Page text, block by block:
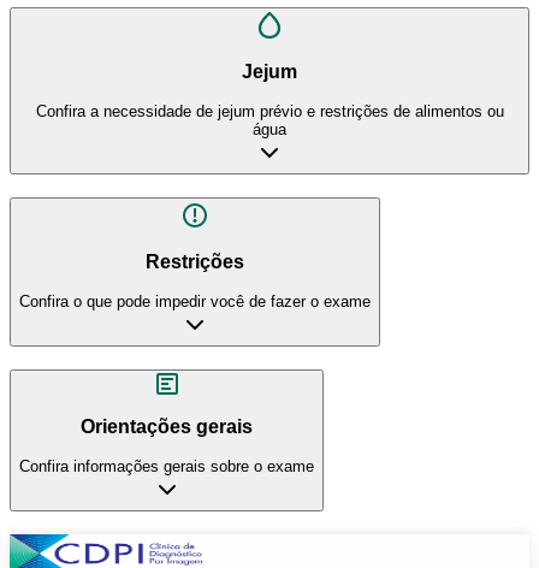
Jejum
Confira a necessidade de jejum prévio e restrições de alimentos ou
água
Restrições
Confira o que pode impedir você de fazer o exame
Orientações gerais
Confira informações gerais sobre o exame